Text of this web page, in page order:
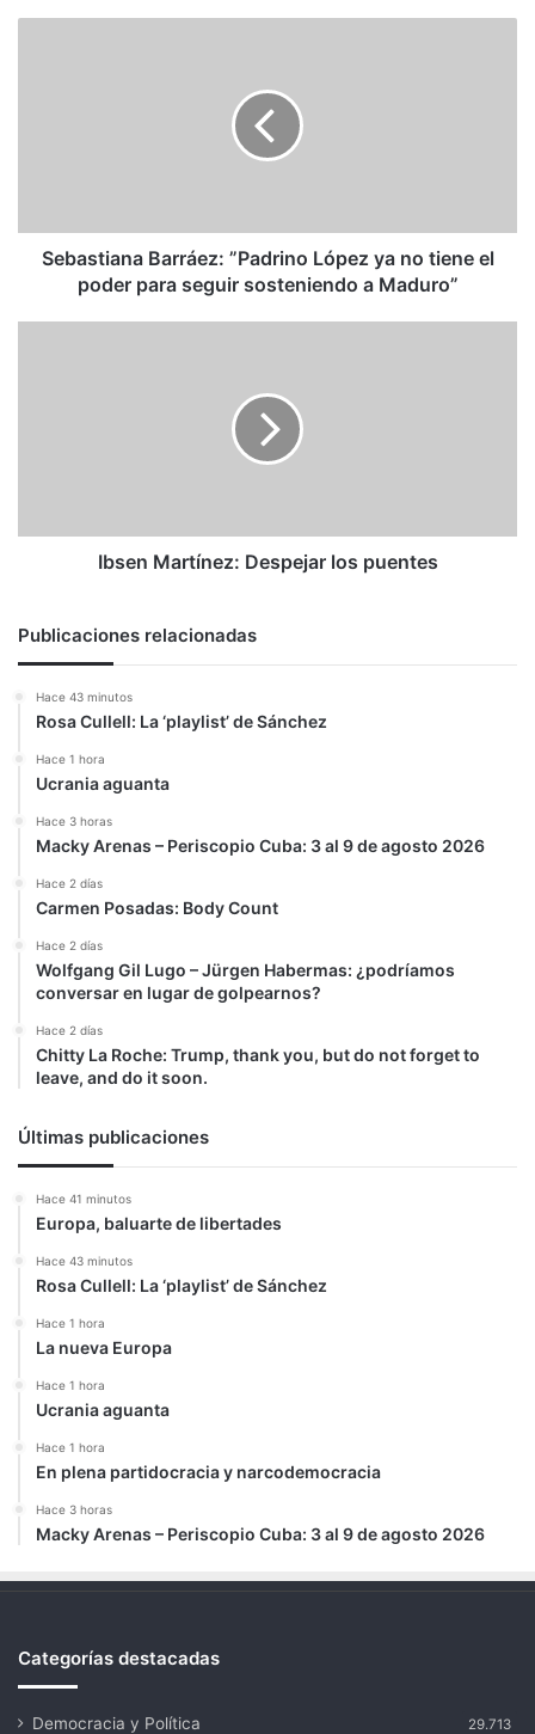
poder
paraSebastiana Barráez: ”Padrino López ya no tiene el
poder para seguir sosteniendo a Maduro”
Ibsen Martínez: Despejar los puentes
Publicaciones relacionadas
Hace 43 minutos
Rosa Cullell: La ‘playlist’ de Sánchez
Hace 1 hora
Ucrania aguanta
Hace 3 horas
Macky Arenas – Periscopio Cuba: 3 al 9 de agosto 2026
Hace 2 días
Carmen Posadas: Body Count
Hace 2 días
Wolfgang Gil Lugo – Jürgen Habermas: ¿podríamos
conversar en lugar de golpearnos?
Hace 2 días
Chitty La Roche: Trump, thank you, but do not forget to
leave, and do it soon.
Últimas publicaciones
Hace 41 minutos
Europa, baluarte de libertades
Hace 43 minutos
Rosa Cullell: La ‘playlist’ de Sánchez
Hace 1 hora
La nueva Europa
Hace 1 hora
Ucrania aguanta
Hace 1 hora
En plena partidocracia y narcodemocracia
Hace 3 horas
Macky Arenas – Periscopio Cuba: 3 al 9 de agosto 2026
Categorías destacadas
Democracia y Política 29.713